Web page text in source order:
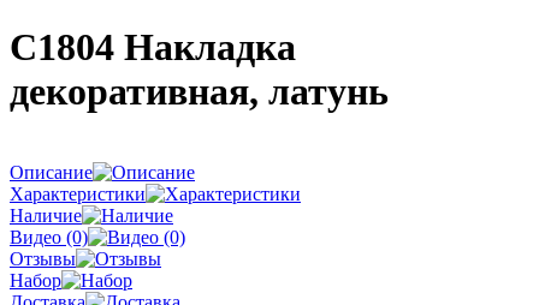
C1804 Накладка
декоративная, латунь
Описание
Характеристики
Наличие
Видео (0)
Отзывы
Набор